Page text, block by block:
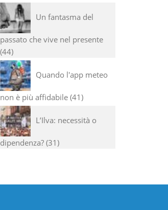
Un fantasma del
passato che vive nel presente
44
Quando l'app meteo
non è più affidabile 41
L’Ilva: necessità o
dipendenza? 31